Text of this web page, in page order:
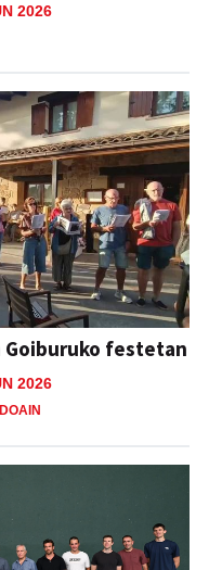
2026
Goiburuko festetan
2026